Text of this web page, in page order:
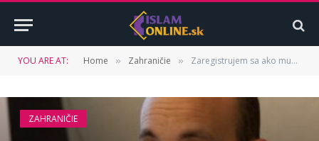
YOU ARE AT: Home » Zahraničie » Zaregistrujem sa ako muslim! Prisľúbil to židovský aktivista, ak Trump zavedie registráciu muslimov
ZAHRANIČIE